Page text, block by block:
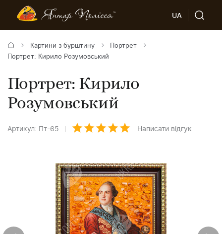
UA
Картини з бурштину
Портрет
Портрет: Кирило Розумовський
Портрет: Кирило
Розумовський
Артикул: Пт-65 Написати відгук